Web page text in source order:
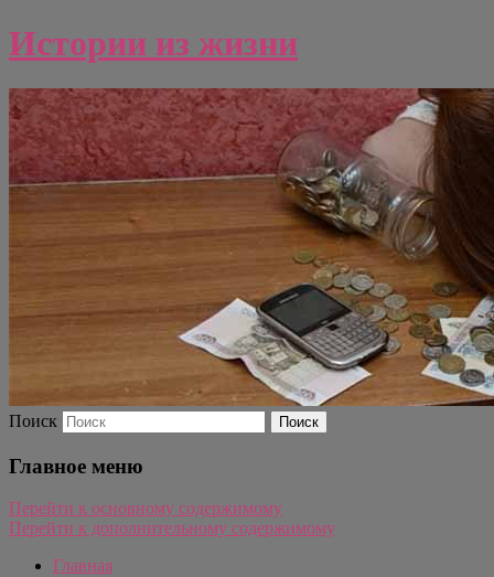
Истории из жизни
Поиск
Главное меню
Перейти к основному содержимому
Перейти к дополнительному содержимому
Главная